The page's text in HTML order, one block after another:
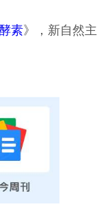
素》，新自然主